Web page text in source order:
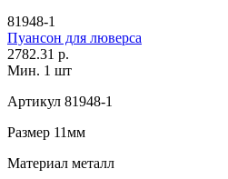
81948-1
Пуансон для люверса
2782.31 р.
Мин. 1 шт
Артикул 81948-1
Размер 11мм
Материал металл